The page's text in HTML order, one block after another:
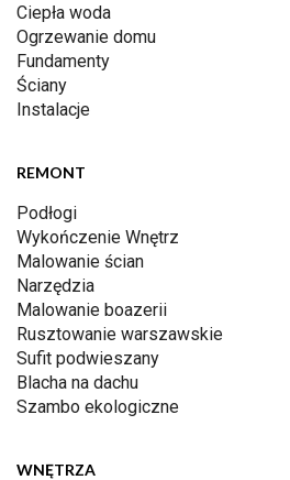
Ciepła woda
Ogrzewanie domu
Fundamenty
Ściany
Instalacje
REMONT
Podłogi
Wykończenie Wnętrz
Malowanie ścian
Narzędzia
Malowanie boazerii
Rusztowanie warszawskie
Sufit podwieszany
Blacha na dachu
Szambo ekologiczne
WNĘTRZA